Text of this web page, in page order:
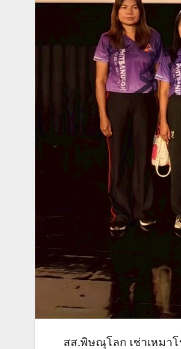
สส.พิษณุโลก เช่าเหมา